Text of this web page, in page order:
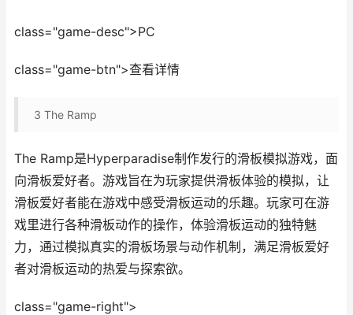
class="game-desc">PC
class="game-btn">查看详情
3 The Ramp
The Ramp是Hyperparadise制作发行的滑板模拟游戏，面
向滑板爱好者。游戏旨在为玩家提供滑板体验的模拟，让
滑板爱好者能在游戏中感受滑板运动的乐趣。玩家可在游
戏里进行各种滑板动作的操作，体验滑板运动的独特魅
力，通过模拟真实的滑板场景与动作机制，满足滑板爱好
者对滑板运动的热爱与探索欲。
class="game-right">